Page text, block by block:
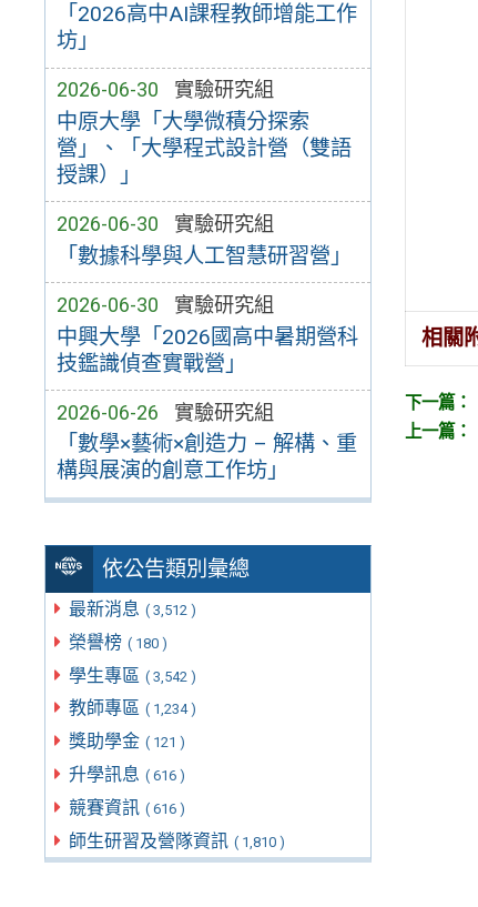
「2026高中AI課程教師增能工作
坊」
2026-06-30 實驗研究組
中原大學「大學微積分探索
營」、「大學程式設計營（雙語
授課）」
2026-06-30 實驗研究組
「數據科學與人工智慧研習營」
2026-06-30 實驗研究組
中興大學「2026國高中暑期營科
技鑑識偵查實戰營」
2026-06-26 實驗研究組
「數學×藝術×創造力 – 解構、重
構與展演的創意工作坊」
依公告類別彙總
最新消息 ( 3,512 )
榮譽榜 ( 180 )
學生專區 ( 3,542 )
教師專區 ( 1,234 )
獎助學金 ( 121 )
升學訊息 ( 616 )
競賽資訊 ( 616 )
師生研習及營隊資訊 ( 1,810 )
相關